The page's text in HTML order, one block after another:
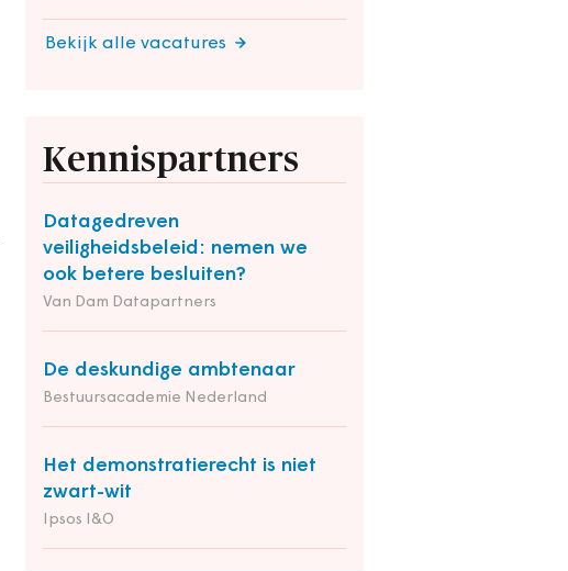
Bekijk alle vacatures
Kennispartners
Datagedreven
veiligheidsbeleid: nemen we
ook betere besluiten?
Van Dam Datapartners
De deskundige ambtenaar
Bestuursacademie Nederland
Het demonstratierecht is niet
zwart-wit
Ipsos I&O